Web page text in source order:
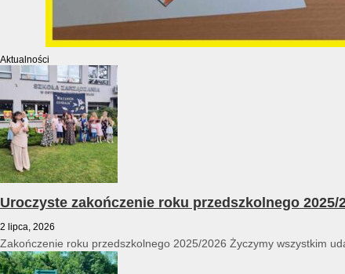
Aktualności
Uroczyste zakończenie roku przedszkolnego 2025/
2 lipca, 2026
Zakończenie roku przedszkolnego 2025/2026 Życzymy wszystkim